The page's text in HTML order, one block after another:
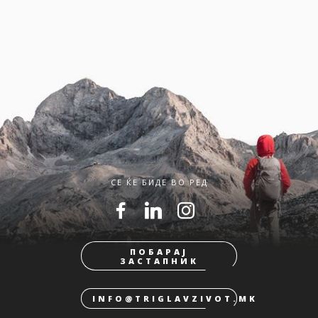
СЕ ЌЕ БИДЕ ВО РЕД
ПОБАРАЈ
ЗАСТАПНИК
INFO@TRIGLAVZIVOT.MK